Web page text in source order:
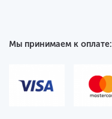
Мы принимаем к оплате: